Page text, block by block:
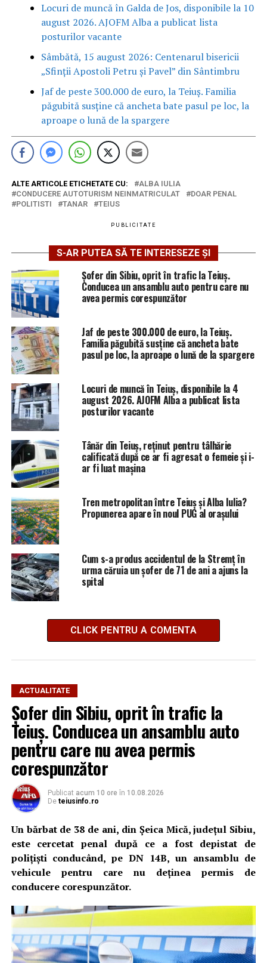
Locuri de muncă în Galda de Jos, disponibile la 10
august 2026. AJOFM Alba a publicat lista
posturilor vacante
Sâmbătă, 15 august 2026: Centenarul bisericii
„Sfinții Apostoli Petru și Pavel” din Sântimbru
Jaf de peste 300.000 de euro, la Teiuș. Familia
păgubită susține că ancheta bate pasul pe loc, la
aproape o lună de la spargere
ALTE ARTICOLE ETICHETATE CU:
ALBA IULIA
CONDUCERE AUTOTURISM NEINMATRICULAT
DOAR PENAL
POLITISTI
TANAR TEIUS
PUBLICITATE
S-AR PUTEA SĂ TE INTERESEZE ȘI
Șofer din Sibiu, oprit în trafic la Teiuș.
Conducea un ansamblu auto pentru care nu
avea permis corespunzător
Jaf de peste 300.000 de euro, la Teiuș.
Familia păgubită susține că ancheta bate
pasul pe loc, la aproape o lună de la spargere
Locuri de muncă în Teiuș, disponibile la 4
august 2026. AJOFM Alba a publicat lista
posturilor vacante
Tânăr din Teiuș, reținut pentru tâlhărie
calificată după ce ar fi agresat o femeie și i-
ar fi luat mașina
Tren metropolitan între Teiuș și Alba Iulia?
Propunerea apare în noul PUG al orașului
Cum s-a produs accidentul de la Stremț în
urma căruia un șofer de 71 de ani a ajuns la
spital
CLICK PENTRU A COMENTA
ACTUALITATE
Șofer din Sibiu, oprit în trafic la
Teiuș. Conducea un ansamblu auto
pentru care nu avea permis
corespunzător
Publicat acum 10 ore în 10.08.2026
De teiusinfo.ro
Un bărbat de 38 de ani, din Șeica Mică, județul Sibiu,
este cercetat penal după ce a fost depistat de
polițiști conducând, pe DN 14B, un ansamblu de
vehicule pentru care nu deținea permis de
conducere corespunzător.